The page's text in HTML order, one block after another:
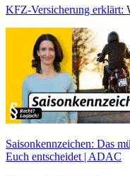
KFZ-Versicherung erklärt:
Saisonkennzeichen: Das
Euch entscheidet | ADAC